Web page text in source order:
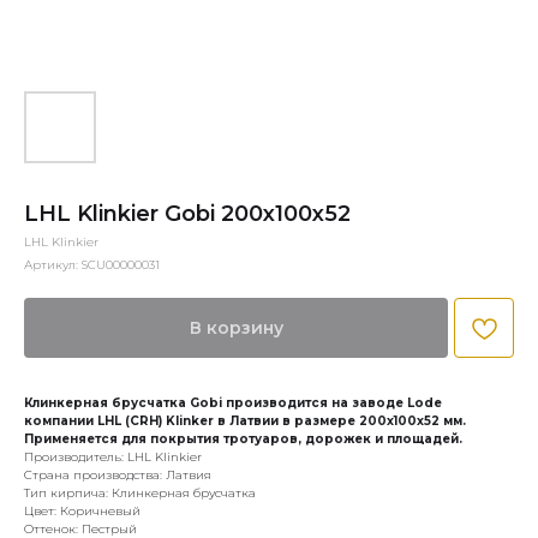
LHL Klinkier Gobi 200x100x52
LHL Klinkier
Артикул: SCU00000031
В корзину
Клинкерная брусчатка Gobi производится на заводе Lode
компании LHL (CRH) Klinker в Латвии в размере 200x100x52 мм.
Применяется для покрытия тротуаров, дорожек и площадей.
Производитель: LHL Klinkier
Страна производства: Латвия
Тип кирпича: Клинкерная брусчатка
Цвет: Коричневый
Оттенок: Пестрый